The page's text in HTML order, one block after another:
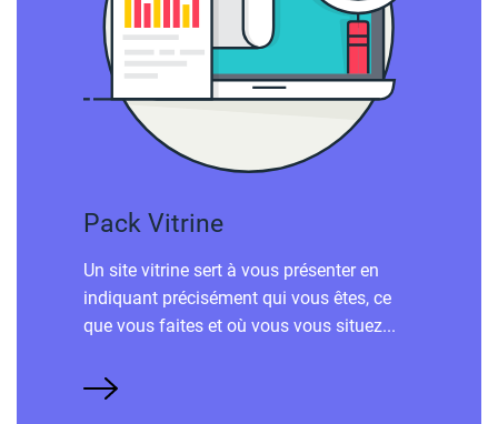
Pack Vitrine
Un site vitrine sert à vous présenter en
indiquant précisément qui vous êtes, ce
que vous faites et où vous vous situez...